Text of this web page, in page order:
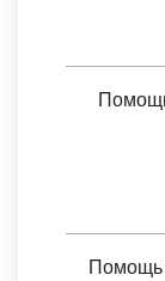
Помощь